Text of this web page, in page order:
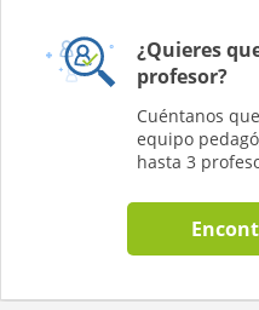
¿Quieres
profesor?
Cuéntanos
equipo
hasta 3